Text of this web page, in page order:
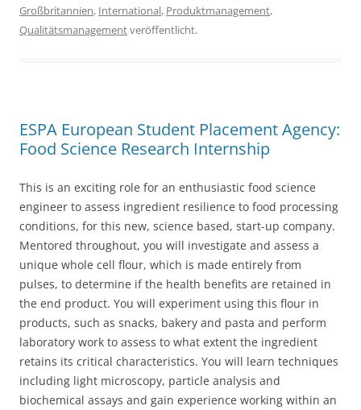
Großbritannien, International, Produktmanagement,
Qualitätsmanagementveröffentlicht.
ESPA European Student Placement Agency:
Food Science Research Internship
This is an exciting role for an enthusiastic food science
engineer to assess ingredient resilience to food processing
conditions, for this new, science based, start-up company.
Mentored throughout, you will investigate and assess a
unique whole cell flour, which is made entirely from
pulses, to determine if the health benefits are retained in
the end product. You will experiment using this flour in
products, such as snacks, bakery and pasta and perform
laboratory work to assess to what extent the ingredient
retains its critical characteristics. You will learn techniques
including light microscopy, particle analysis and
biochemical assays and gain experience working within an